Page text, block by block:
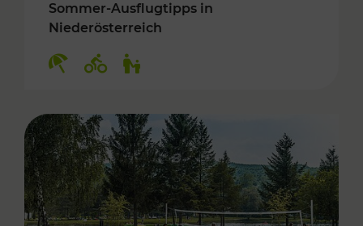
Sommer-Ausflugtipps in
Niederösterreich